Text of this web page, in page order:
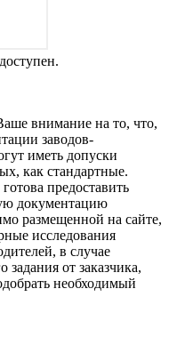
внимание на то, что,
заводов-
иметь допуски
как стандартные.
предоставить
документацию
размещенной на сайте,
исследования
в случае
задания от заказчика,
необходимый